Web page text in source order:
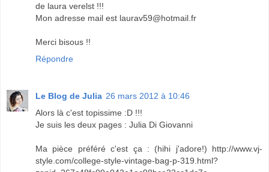
de laura verelst !!!
Mon adresse mail est laurav59@hotmail.fr
Merci bisous !!
Répondre
Le Blog de Julia 26 mars 2012 à 10:46
Alors là c'est topissime :D !!!
Je suis les deux pages : Julia Di Giovanni
Ma pièce préféré c'est ça : (hihi j'adore!) http://www.vj-
style.com/college-style-vintage-bag-p-319.html?